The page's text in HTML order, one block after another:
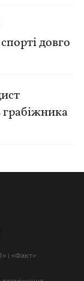
довго
і «Факт»